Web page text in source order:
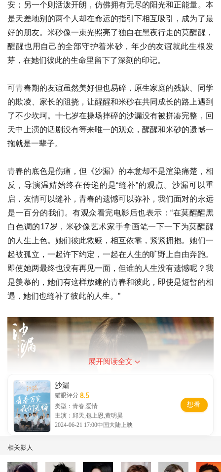
安；另一个则活泼开朗，仿佛拥有无尽的阳光和正能量。本
是天差地别的两个人却在命运的指引下相互吸引，成为了最
好的朋友。米砂像一束光照亮了独自在黑夜行走的莫醒醒，
醒醒也用自己的全部守护着米砂，年少的友谊就此生根发
芽，在她们彼此的生命里留下了深刻的印记。
可青春期的友谊虽然美好但也易碎，原生家庭的残缺、同学
的欺凌、家长的阻挠，让醒醒和米砂在共同成长的路上遇到
了不少坎坷。十七岁在操场摔碎的沙漏没有被拼凑完整，回
天中上演的话剧没有等来唯一的观众，醒醒和米砂的遗憾一
拖就是一辈子。
青春的底色是伤痛，但《沙漏》的本意却不是渲染痛楚，相
反，导演温婧始终在传递的是“缝补”的观点。沙漏可以重
启，友情可以缝补，青春的遗憾可以弥补，我们面对的永远
是一百分的我们。有观众看完电影后也表示：“在莫醒醒黑
白色调的17岁，米砂像艺术家手拿画笔一下一下为莫醒醒
的人生上色。她们彼此救赎，相互依靠，紧紧拥抱。她们一
起被孤立，一起许下约定，一起在人生的旷野上自由奔跑。
即使她两最终也没有再见一面，但谁的人生没有遗憾呢？我
是羡慕的，她们有这样放建的青春和彼此，即使是短暂的相
遇，她们也缝补了彼此的人生。”
展开阅读全文
沙漏
猫眼评分 8.5
类型：青春,爱情
主演：邱天,包上恩,黄明昊
2024-06-21 17:00中国大陆上映
想看
相关影人